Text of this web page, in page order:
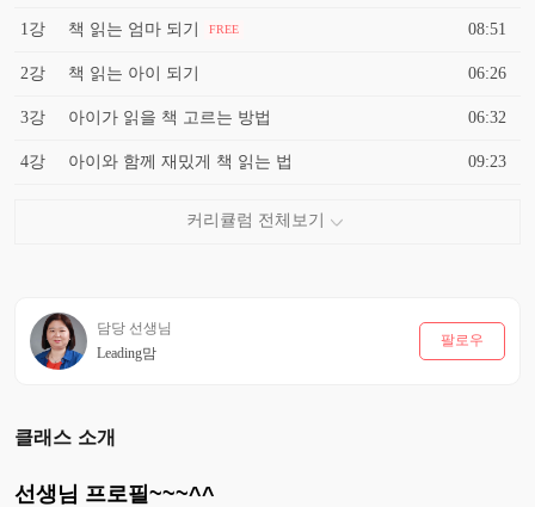
1강 책 읽는 엄마 되기 FREE 08:51
2강 책 읽는 아이 되기 06:26
3강 아이가 읽을 책 고르는 방법 06:32
4강 아이와 함께 재밌게 책 읽는 법 09:23
담당 선생님
Leading맘
팔로우
클래스 소개
선생님 프로필~~~^^